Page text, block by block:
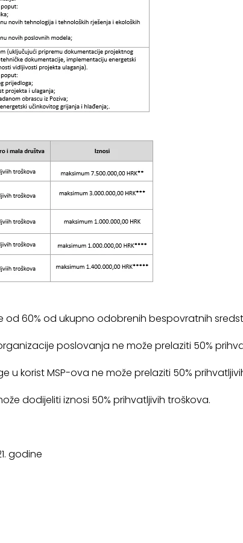
60% od ukupno odobrenih bespovratnih
poslovanja ne može prelaziti 50%
korist MSP-ova ne može prelaziti 50%
dodijeliti iznosi 50% prihvatljivih troškova.
godine